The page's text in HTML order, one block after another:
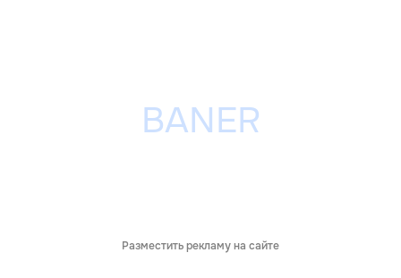
Разместить рекламу на сайте